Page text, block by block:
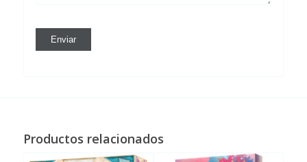
Productos relacionados